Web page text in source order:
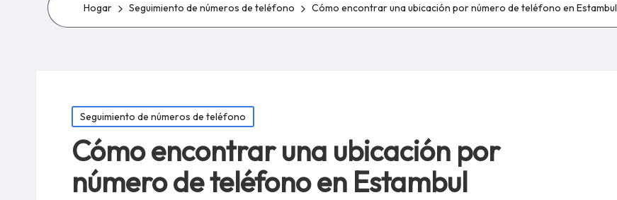
Hogar Seguimiento de números de teléfono Cómo encontrar una ubicación por número de teléfono en Estambul
Publicado
en
Seguimiento de números de teléfono
Cómo encontrar una ubicación por
número de teléfono en Estambul